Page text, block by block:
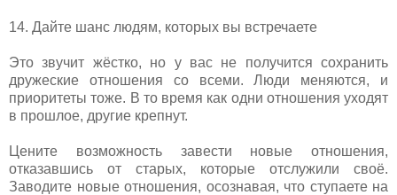
14. Дайте шанс людям, которых вы встречаете
Это звучит жёстко, но у вас не получится сохранить
дружеские отношения со всеми. Люди меняются, и
приоритеты тоже. В то время как одни отношения уходят
в прошлое, другие крепнут.
Цените возможность завести новые отношения,
отказавшись от старых, которые отслужили своё.
Заводите новые отношения, осознавая, что ступаете на